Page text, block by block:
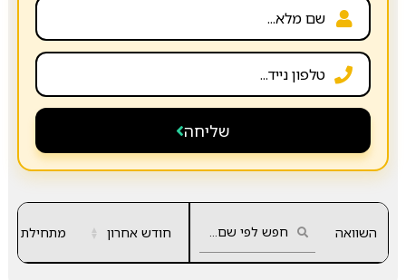
שליחה
השוואה חודש אחרון ▲
▼ מתחילת